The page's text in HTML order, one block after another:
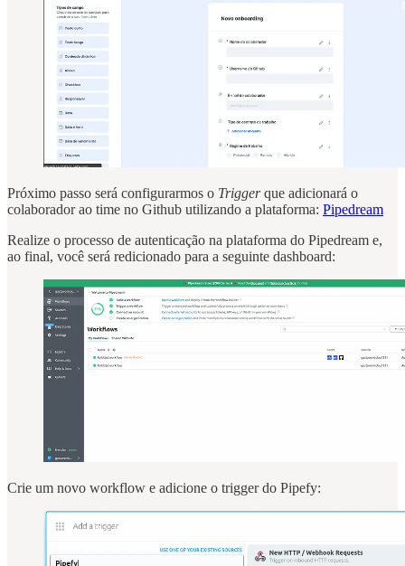
Próximo passo será configurarmos o Triggerque adicionará o
colaborador ao time no Github utilizando a plataforma: Pipedream
Realize o processo de autenticação na plataforma do Pipedream e,
ao final, você será redicionado para a seguinte dashboard:
Crie um novo workflow e adicione o trigger do Pipefy: